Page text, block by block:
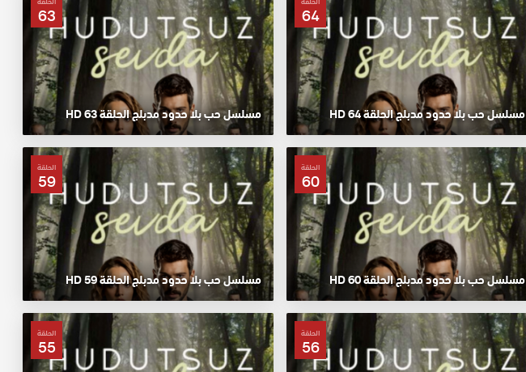
64
مسلسل حب بلا حدود مدبلج الحلقة 64 HD
63
مسلسل حب بلا حدود مدبلج الحلقة 63 HD
الحلقة
60
مسلسل حب بلا حدود مدبلج الحلقة 60 HD
الحلقة
59
مسلسل حب بلا حدود مدبلج الحلقة 59 HD
الحلقة
56
الحلقة
55